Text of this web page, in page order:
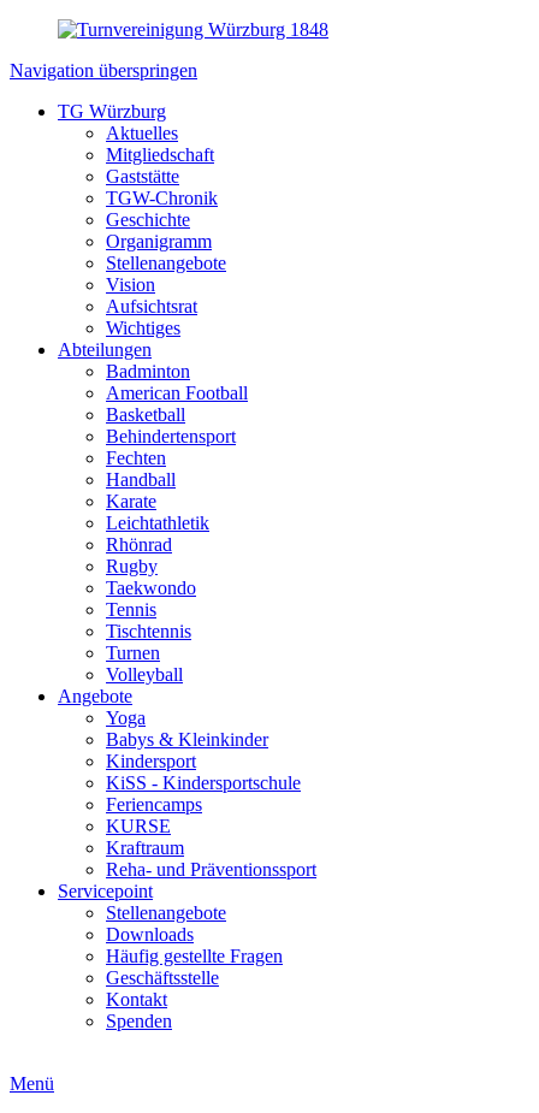
Navigation überspringen
TG Würzburg
Aktuelles
Mitgliedschaft
Gaststätte
TGW-Chronik
Geschichte
Organigramm
Stellenangebote
Vision
Aufsichtsrat
Wichtiges
Abteilungen
Badminton
American Football
Basketball
Behindertensport
Fechten
Handball
Karate
Leichtathletik
Rhönrad
Rugby
Taekwondo
Tennis
Tischtennis
Turnen
Volleyball
Angebote
Yoga
Babys & Kleinkinder
Kindersport
KiSS - Kindersportschule
Feriencamps
KURSE
Kraftraum
Reha- und Präventionssport
Servicepoint
Stellenangebote
Downloads
Häufig gestellte Fragen
Geschäftsstelle
Kontakt
Spenden
Menü